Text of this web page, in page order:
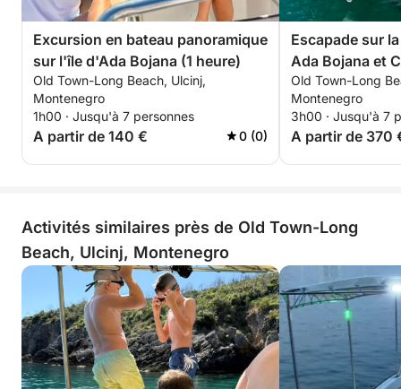
Excursion en bateau panoramique
sur l'île d'Ada Bojana (1 heure)
Old Town-Long Beach, Ulcinj,
Montenegro
1h00 · Jusqu'à 7 personnes
A partir de 140 € 0 (0)
Escapade sur
Ada Bojana et
Old Town-Long
Montenegro
3h00 · Jusqu'à 7
A partir de 370
Activités similaires près de Old Town-Long
Beach, Ulcinj, Montenegro